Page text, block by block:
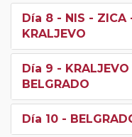
Día 8 - NIS - ZICA
KRALJEVO
Día 9 -
BELGRADO
Día 10 -